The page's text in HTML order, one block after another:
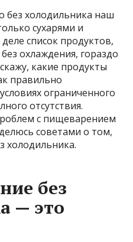
без холодильника наш
сухарями и
список продуктов,
охлаждения, гораздо
какие продукты
правильно
ограниченного
отсутствия.
с пищеварением
советами о том,
холодильника.
без
— это